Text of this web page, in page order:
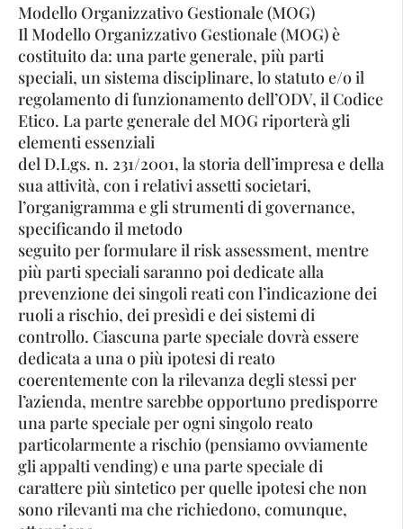
Modello Organizzativo Gestionale (MOG)
Il Modello Organizzativo Gestionale (MOG) è
costituito da: una parte generale, più parti
speciali, un sistema disciplinare, lo statuto e/o il
regolamento di funzionamento dell’ODV, il Codice
Etico. La parte generale del MOG riporterà gli
elementi essenziali
del D.Lgs. n. 231/2001, la storia dell’impresa e della
sua attività, con i relativi assetti societari,
l’organigramma e gli strumenti di governance,
specificando il metodo
seguito per formulare il risk assessment, mentre
più parti speciali saranno poi dedicate alla
prevenzione dei singoli reati con l’indicazione dei
ruoli a rischio, dei presìdi e dei sistemi di
controllo. Ciascuna parte speciale dovrà essere
dedicata a una o più ipotesi di reato
coerentemente con la rilevanza degli stessi per
l’azienda, mentre sarebbe opportuno predisporre
una parte speciale per ogni singolo reato
particolarmente a rischio (pensiamo ovviamente
gli appalti vending) e una parte speciale di
carattere più sintetico per quelle ipotesi che non
sono rilevanti ma che richiedono, comunque,